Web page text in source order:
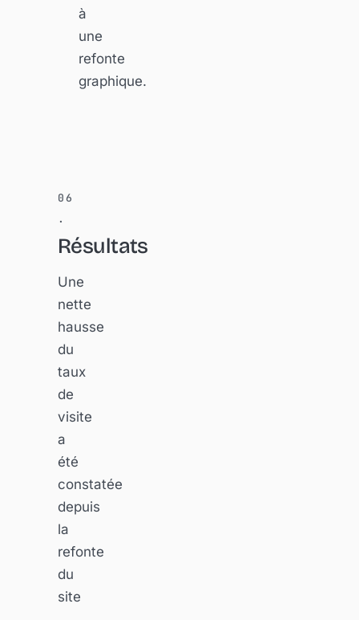
à
une
refonte
graphique.
Résultats
Une
nette
hausse
du
taux
de
visite
a
été
constatée
depuis
la
refonte
du
site